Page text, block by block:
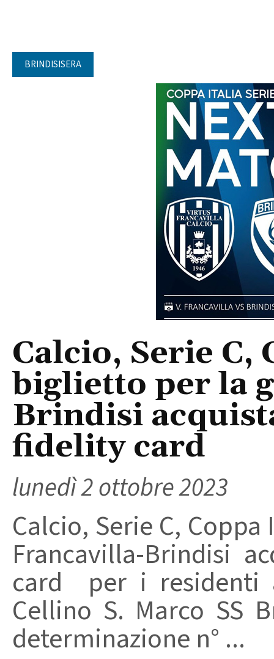
BRINDISISERA
Calcio, Serie
biglietto per la
Brindisi
fidelity card
lunedì 2 ottobre 2023
Calcio, Serie C,
Francavilla-Brindisi
card per i residenti
Cellino S. Marco SS
determinazione n° ...